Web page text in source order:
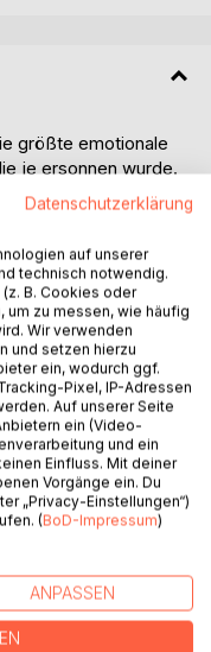
größte emotionale
je ersonnen wurde.
Kunst, die
beteiligten
umfasst und
Malerei,
Musik. Nicht zuletzt
von
Oper hat im Laufe
und in anderen
hervorgebracht. Der
Oper beleuchtet
Grundlagen
Werken.
zu einem
Verständnis.
Datenschutzerklärung
auf unserer
technisch notwendig.
B. Cookies oder
zu messen, wie häufig
Wir verwenden
und setzen hierzu
ein, wodurch ggf.
Pixel, IP-Adressen
Auf unserer Seite
ein (Video-
und ein
Einfluss. Mit deiner
Vorgänge ein. Du
„Privacy-Einstellungen“)
(BoD-Impressum)
ANPASSEN